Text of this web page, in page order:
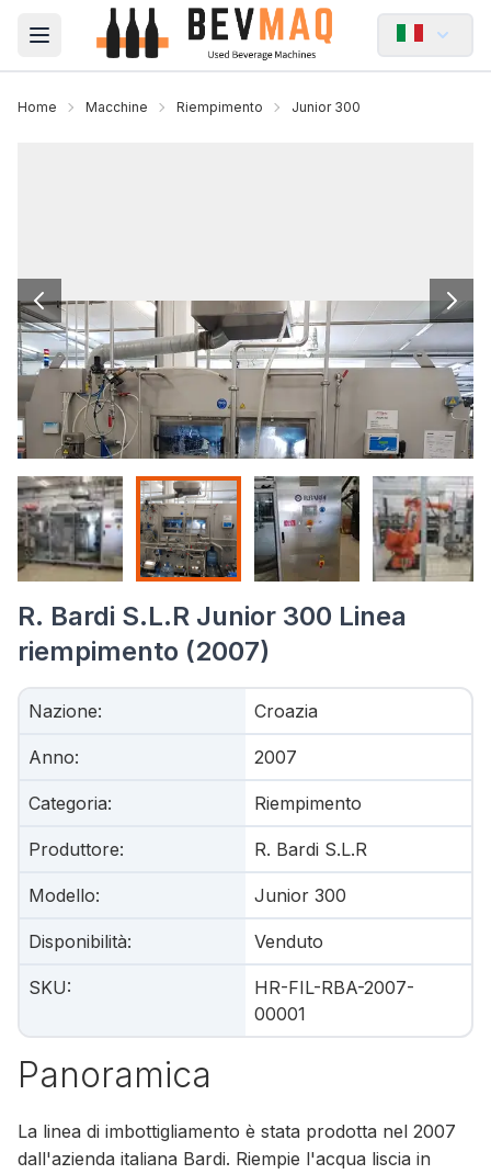
Open main menu
Home Macchine Riempimento Junior 300
R. Bardi S.L.R Junior 300 Linea
riempimento (2007)
Nazione: Croazia
Anno: 2007
Categoria: Riempimento
Produttore: R. Bardi S.L.R
Modello: Junior 300
Disponibilità: Venduto
SKU:
HR-FIL-RBA-2007-
00001
Panoramica
La linea di imbottigliamento è stata prodotta nel 2007
dall'azienda italiana Bardi. Riempie l'acqua liscia in